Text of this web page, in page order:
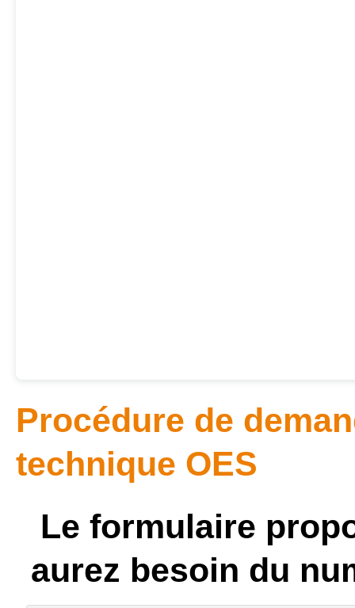
Procédure de
technique OES
Le formulaire
aurez besoin du